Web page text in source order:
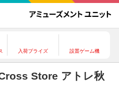
入荷プライズ 設置ゲーム機
Store アトレ秋